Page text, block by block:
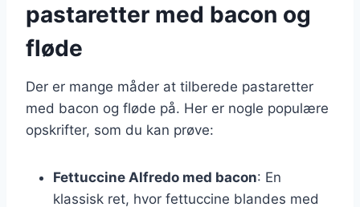
pastaretter med bacon og
fløde
Der er mange måder at tilberede pastaretter
med bacon og fløde på. Her er nogle populære
opskrifter, som du kan prøve:
Fettuccine Alfredo med bacon: En
klassisk ret, hvor fettuccine blandes med